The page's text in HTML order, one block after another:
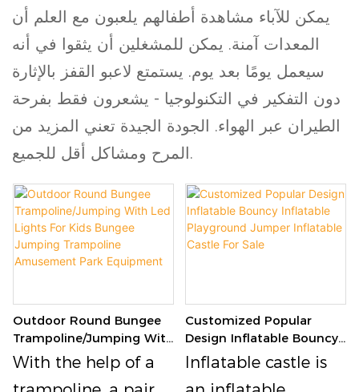
يمكن للآباء مشاهدة أطفالهم يلعبون مع العلم أن
المعدات آمنة. يمكن للمشغلين أن يثقوا في أنه
سيعمل يومًا بعد يوم. يستمتع لاعبو القفز بالإثارة
دون التفكير في التكنولوجيا - يشعرون فقط بفرحة
الطيران عبر الهواء. الجودة الجيدة تعني المزيد من
المرح ومشاكل أقل للجميع.
Outdoor Round Bungee
Trampoline/Jumping With
Led Lights For Kids
Bungee Jumping
With the help of a
Customized Popular
Design Inflatable Bouncy
Inflatable Playground
Jumper Inflatable Castle
Inflatable castle is